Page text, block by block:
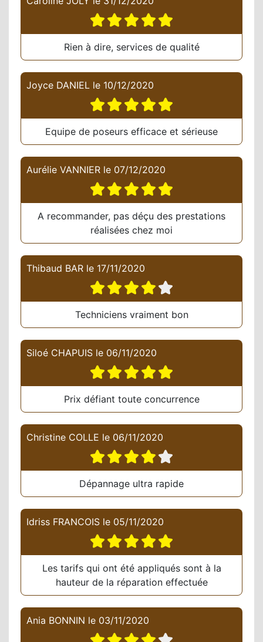
Rien à dire, services de qualité
Joyce DANIEL le 10/12/2020
Equipe de poseurs efficace et sérieuse
Aurélie VANNIER le 07/12/2020
A recommander, pas déçu des prestations
réalisées chez moi
Thibaud BAR le 17/11/2020
Techniciens vraiment bon
Siloé CHAPUIS le 06/11/2020
Prix défiant toute concurrence
Christine COLLE le 06/11/2020
Dépannage ultra rapide
Idriss FRANCOIS le 05/11/2020
Les tarifs qui ont été appliqués sont à la
hauteur de la réparation effectuée
Ania BONNIN le 03/11/2020